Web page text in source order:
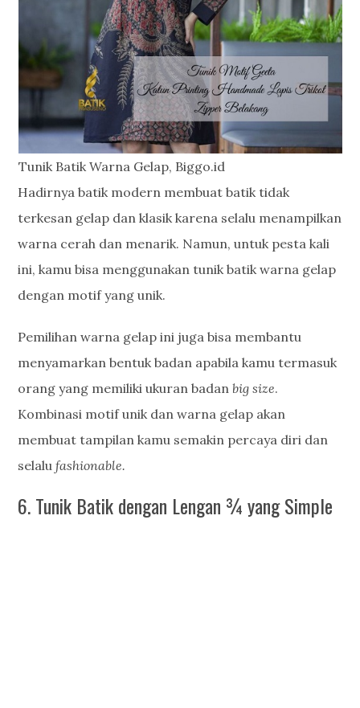
Tunik Batik Warna Gelap, Biggo.id
Hadirnya batik modern membuat batik tidak
terkesan gelap dan klasik karena selalu menampilkan
warna cerah dan menarik. Namun, untuk pesta kali
ini, kamu bisa menggunakan tunik batik warna gelap
dengan motif yang unik.
Pemilihan warna gelap ini juga bisa membantu
menyamarkan bentuk badan apabila kamu termasuk
orang yang memiliki ukuran badanbig size.
Kombinasi motif unik dan warna gelap akan
membuat tampilan kamu semakin percaya diri dan
selalufashionable.
6. Tunik Batik dengan Lengan ¾ yang Simple